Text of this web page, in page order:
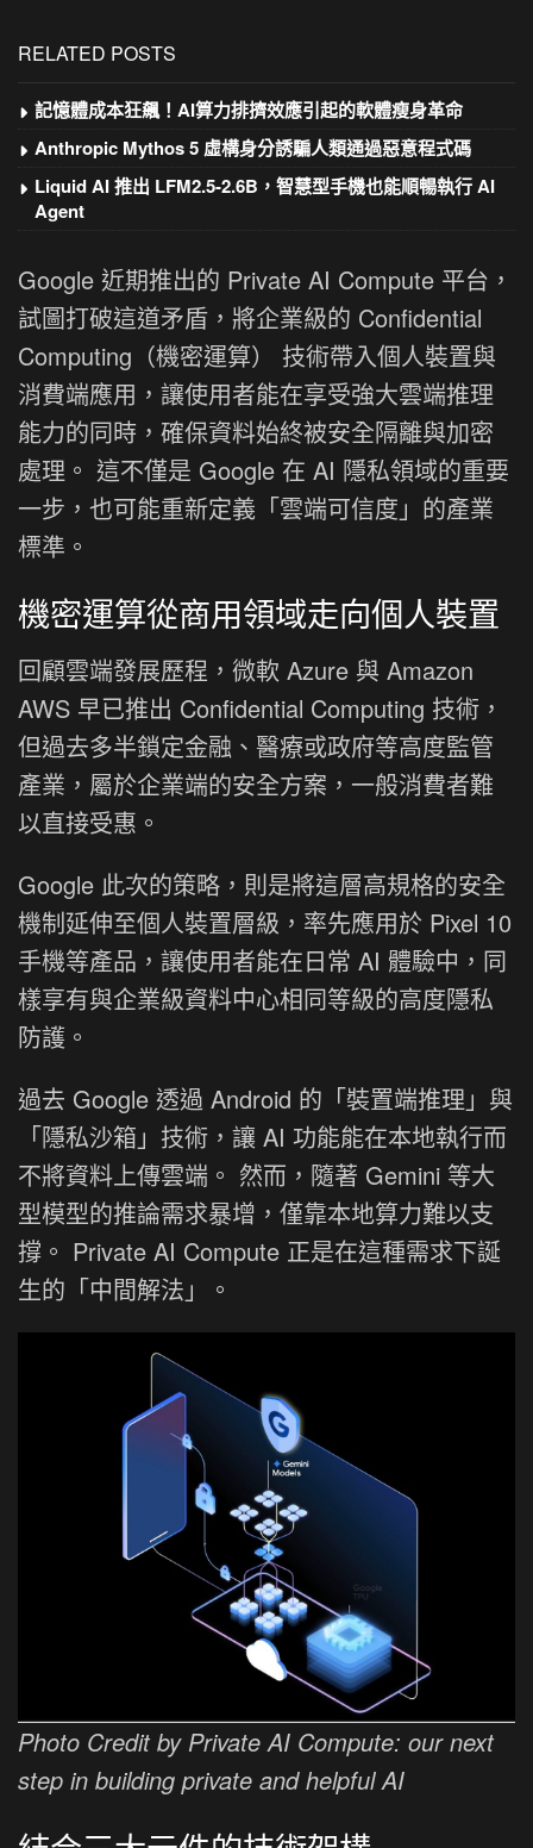
RELATED POSTS
記憶體成本狂飆！AI算力排擠效應引起的軟體瘦身革命
Anthropic Mythos 5 虛構身分誘騙人類通過惡意程式碼
Liquid AI 推出 LFM2.5-2.6B，智慧型手機也能順暢執行 AI
Agent
Google 近期推出的 Private AI Compute 平台，
試圖打破這道矛盾，將企業級的 Confidential
Computing（機密運算） 技術帶入個人裝置與
消費端應用，讓使用者能在享受強大雲端推理
能力的同時，確保資料始終被安全隔離與加密
處理。 這不僅是 Google 在 AI 隱私領域的重要
一步，也可能重新定義「雲端可信度」的產業
標準。
機密運算從商用領域走向個人裝置
回顧雲端發展歷程，微軟 Azure 與 Amazon
AWS 早已推出 Confidential Computing 技術，
但過去多半鎖定金融、醫療或政府等高度監管
產業，屬於企業端的安全方案，一般消費者難
以直接受惠。
Google 此次的策略，則是將這層高規格的安全
機制延伸至個人裝置層級，率先應用於 Pixel 10
手機等產品，讓使用者能在日常 AI 體驗中，同
樣享有與企業級資料中心相同等級的高度隱私
防護。
過去 Google 透過 Android 的「裝置端推理」與
「隱私沙箱」技術，讓 AI 功能能在本地執行而
不將資料上傳雲端。 然而，隨著 Gemini 等大
型模型的推論需求暴增，僅靠本地算力難以支
撐。 Private AI Compute 正是在這種需求下誕
生的「中間解法」。
Photo Credit by Private AI Compute: our next
step in building private and helpful AI